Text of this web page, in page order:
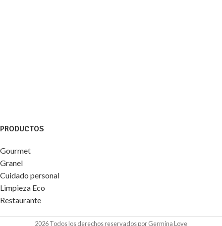
PRODUCTOS
Gourmet
Granel
Cuidado personal
Limpieza Eco
Restaurante
2026 Todos los derechos reservados por Germina Love